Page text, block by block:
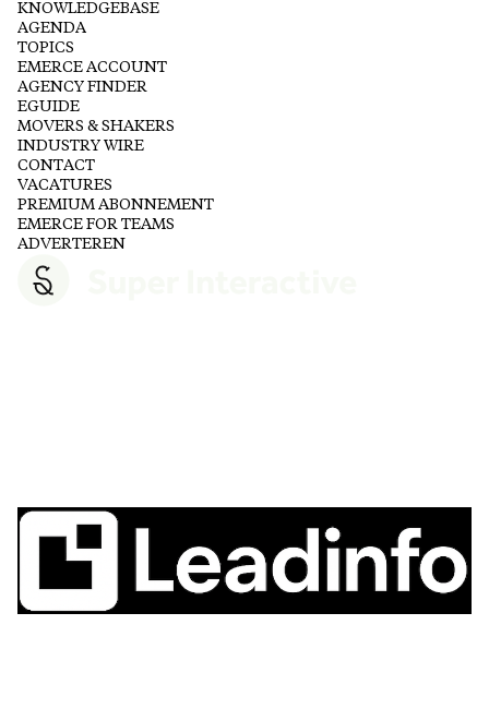
KNOWLEDGEBASE
AGENDA
TOPICS
EMERCE ACCOUNT
AGENCY FINDER
EGUIDE
MOVERS & SHAKERS
INDUSTRY WIRE
CONTACT
VACATURES
PREMIUM ABONNEMENT
EMERCE FOR TEAMS
ADVERTEREN